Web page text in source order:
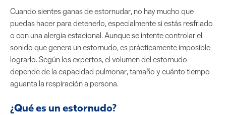
Cuando sientes ganas de estornudar, no hay mucho que
puedas hacer para detenerlo, especialmente si estás resfriado
o con una alergia estacional. Aunque se intente controlar el
sonido que genera un estornudo, es prácticamente imposible
lograrlo. Según los expertos, el volumen del estornudo
depende de la capacidad pulmonar, tamaño y cuánto tiempo
aguanta la respiración a persona.
¿Qué es un estornudo?